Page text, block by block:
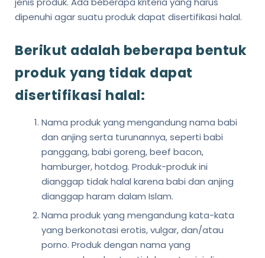
dipenuhi agar suatu produk dapat disertifikasi halal.
Berikut adalah beberapa bentuk
produk yang tidak dapat
disertifikasi halal:
Nama produk yang mengandung nama babi
dan anjing serta turunannya, seperti babi
panggang, babi goreng, beef bacon,
hamburger, hotdog. Produk-produk ini
dianggap tidak halal karena babi dan anjing
dianggap haram dalam Islam.
Nama produk yang mengandung kata-kata
yang berkonotasi erotis, vulgar, dan/atau
porno. Produk dengan nama yang